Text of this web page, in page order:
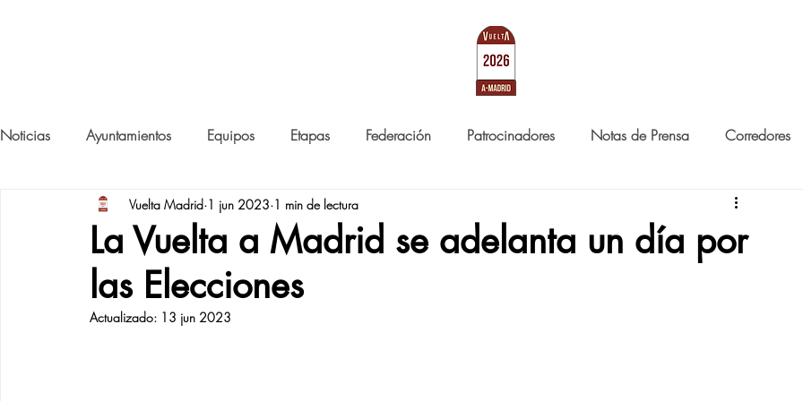
Noticias Ayuntamientos Equipos Etapas Federación Patrocinadores Notas de Prensa Corredores
La Vuelta a Madrid se adelanta un día por
las Elecciones
Vuelta Madrid 1 jun 2023 1 min de lectura
Actualizado: 13 jun 2023